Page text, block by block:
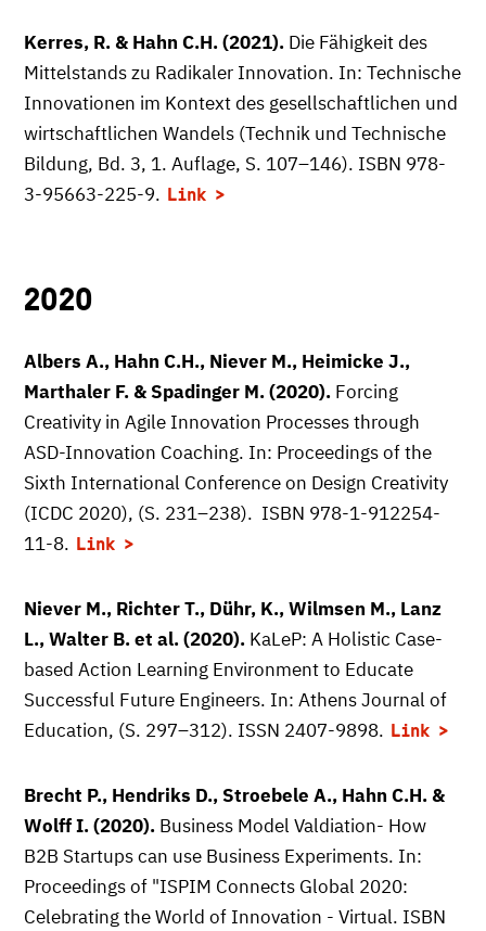
Kerres, R. & Hahn C.H. (2021). Die Fähigkeit des
Mittelstands zu Radikaler Innovation. In: Technische
Innovationen im Kontext des gesellschaftlichen und
wirtschaftlichen Wandels (Technik und Technische
Bildung, Bd. 3, 1. Auflage, S. 107–146). ISBN 978-
3-95663-225-9. Link
2020
Albers A., Hahn C.H., Niever M., Heimicke J.,
Marthaler F. & Spadinger M. (2020). Forcing
Creativity in Agile Innovation Processes through
ASD-Innovation Coaching. In: Proceedings of the
Sixth International Conference on Design Creativity
(ICDC 2020), (S. 231–238). ISBN 978-1-912254-
11-8. Link
Niever M., Richter T., Dühr, K., Wilmsen M., Lanz
L., Walter B. et al. (2020). KaLeP: A Holistic Case-
based Action Learning Environment to Educate
Successful Future Engineers. In: Athens Journal of
Education, (S. 297–312). ISSN 2407-9898. Link
Brecht P., Hendriks D., Stroebele A., Hahn C.H. &
Wolff I. (2020). Business Model Valdiation- How
B2B Startups can use Business Experiments. In:
Proceedings of "ISPIM Connects Global 2020:
Celebrating the World of Innovation - Virtual. ISBN